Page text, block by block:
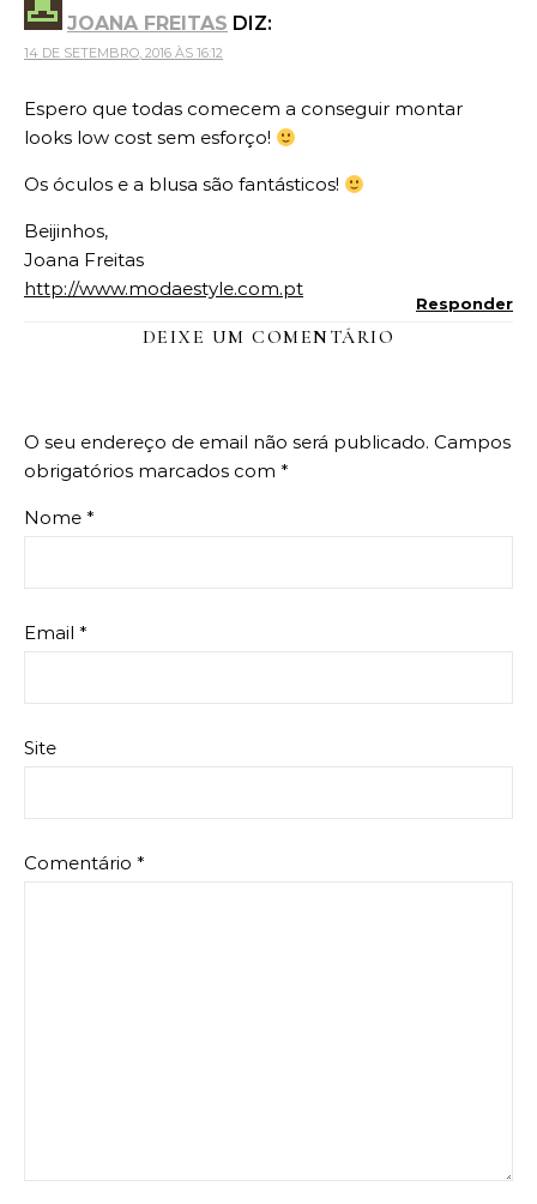
JOANA FREITAS DIZ:
14 DE SETEMBRO, 2016 ÀS 16:12
Espero que todas comecem a conseguir montar
looks low cost sem esforço!
Os óculos e a blusa são fantásticos!
Beijinhos,
Joana Freitas
http://www.modaestyle.com.pt
Responder
DEIXE UM COMENTÁRIO
O seu endereço de email não será publicado. Campos
obrigatórios marcados com *
Nome *
Email *
Site
Comentário *